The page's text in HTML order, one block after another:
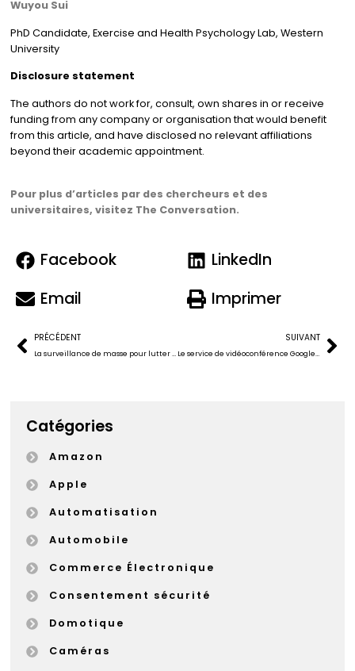
Wuyou Sui
PhD Candidate, Exercise and Health Psychology Lab, Western
University
Disclosure statement
The authors do not work for, consult, own shares in or receive
funding from any company or organisation that would benefit
from this article, and have disclosed no relevant affiliations
beyond their academic appointment.
Pour plus d’articles par des chercheurs et des
universitaires, visitez The Conversation.
Facebook
LinkedIn
Email
Imprimer
PRÉCÉDENT
La surveillance de masse pour lutter contre la pandémie?
SUIVANT
Le service de vidéoconférence Google Meet bientôt gratuit
Catégories
Amazon
Apple
Automatisation
Automobile
Commerce Électronique
Consentement sécurité
Domotique
Caméras